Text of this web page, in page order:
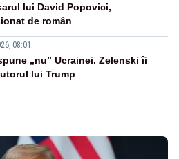
lui David Popovici,
de român
08:01
„nu” Ucrainei. Zelenski îi
lui Trump